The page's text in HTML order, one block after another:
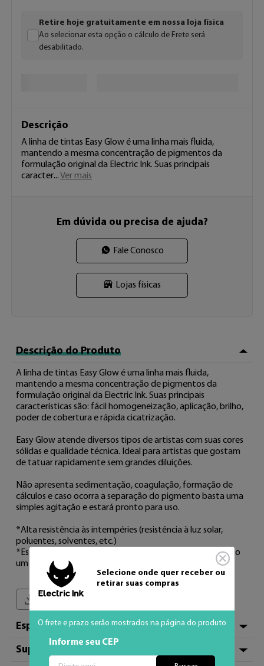
Retire hoje gratuitamente em nossa loja física
Ao selecionar esta opção o cálculo de Frete será
desabilitado.
Descrição
A linha de tintas Easy Glow é uma linha mais fluida,
mantendo a mesma concentração de pigmentos da
formulação original da Electric Ink. Suas principais
caracter ...Ver mais
Em dúvida ou precisa de ajuda?
Fale Conosco
Lojas físicas
Descrição do Produto
A linha de tintas Easy Glow é uma linha mais fluida,
mantendo a mesma concentração de pigmentos da
formulação original da Electric Ink. Suas principais
características são: fácil homogeneização, aplicação, brilho,
poder de cobertura e rápida cicatrização.
Easy Glow atende diversos tipos de artistas com suas cores
sólidas e qualidade técnica. Ideal para artistas que gostam
de tatuar rapidamente sem grandes diluições.
Não apresenta sedimentação, coagulação, formação de
cálculos e caso ocorra a separação do pigmento basta uma
simples agitação e estará pronto para uso.
*Alta resistência às intempéries (resistência à luz solar,
poluentes, solventes, etc.)
*Esterilizado em raios gama após embalagem, garantindo
um produto totalmente livre de microrganismos.
Baixar Bula do Produto
Especificações
Hexadecimal
Suporte Técnico
Selecione onde quer receber ou
retirar suas compras
O frete e prazo serão mostrados na página do produto
Informe seu CEP